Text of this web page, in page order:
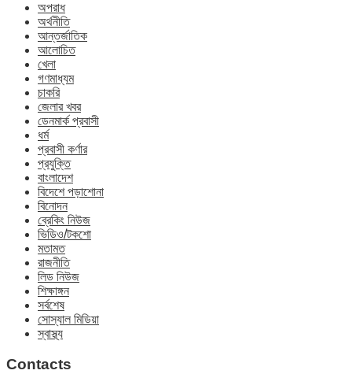
অপরাধ
অর্থনীতি
আন্তর্জাতিক
আলোচিত
খেলা
গণমাধ্যম
চাকরি
জেলার খবর
ডেনমার্ক প্রবাসী
ধর্ম
প্রবাসী কর্ণার
প্রযুক্তি
বাংলাদেশ
বিদেশে পড়াশোনা
বিনোদন
ব্রেকিং নিউজ
ভিডিও/টকশো
মতামত
রাজনীতি
লিড নিউজ
শিক্ষাঙ্গন
সর্বশেষ
সোস্যাল মিডিয়া
স্বাস্থ্য
Contacts